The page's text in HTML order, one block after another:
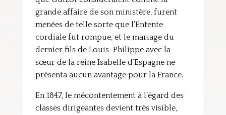
grande affaire de son ministère, furent
menées de telle sorte que l’Entente
cordiale fut rompue, et le mariage du
dernier fils de Louis-Philippe avec la
sœur de la reine Isabelle d’Espagne ne
présenta aucun avantage pour la France.
En 1847, le mécontentement à l’égard des
classes dirigeantes devient très visible,